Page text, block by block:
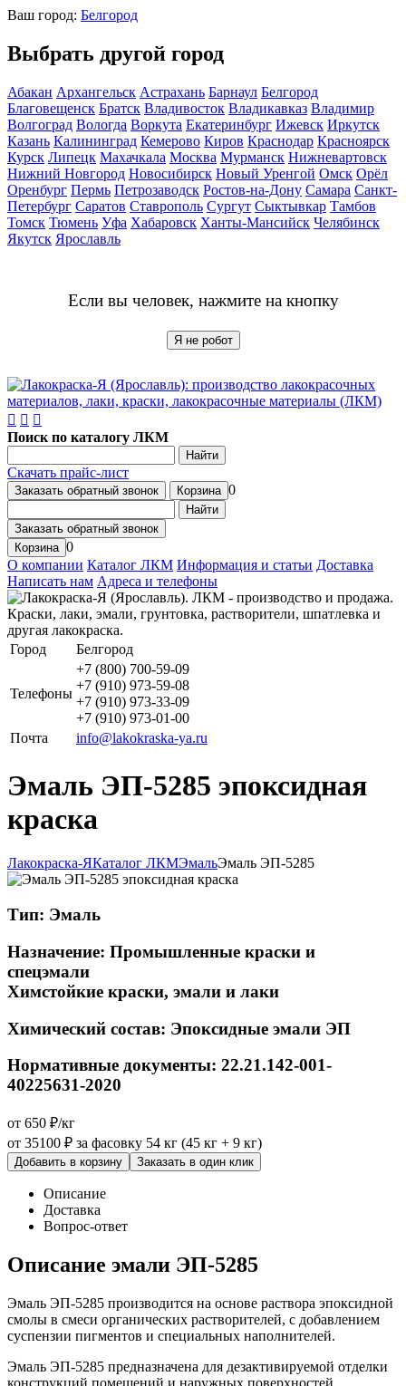
Ваш город: Белгород
Выбрать другой город
Абакан Архангельск Астрахань Барнаул Белгород
Благовещенск Братск Владивосток Владикавказ Владимир
Волгоград Вологда Воркута Екатеринбург Ижевск Иркутск
Казань Калининград Кемерово Киров Краснодар Красноярск
Курск Липецк Махачкала Москва Мурманск Нижневартовск
Нижний Новгород Новосибирск Новый Уренгой Омск Орёл
Оренбург Пермь Петрозаводск Ростов-на-Дону Самара Санкт-
Петербург Саратов Ставрополь Сургут Сыктывкар Тамбов
Томск Тюмень Уфа Хабаровск Ханты-Мансийск Челябинск
Якутск Ярославль
Если вы человек, нажмите на кнопку
Я не робот
Поиск по каталогу ЛКМ
Найти
Скачать прайс-лист
Заказать обратный звонок Корзина 0
Найти
Заказать обратный звонок
Корзина 0
О компании Каталог ЛКМ Информация и статьи Доставка
Написать нам Адреса и телефоны
Город Белгород
Телефоны
+7 (800) 700-59-09
+7 (910) 973-59-08
+7 (910) 973-33-09
+7 (910) 973-01-00
Почта
info@lakokraska-ya.ru
Эмаль ЭП-5285 эпоксидная
краска
Лакокраска-ЯКаталог ЛКМЭмальЭмаль ЭП-5285
Тип: Эмаль
Назначение: Промышленные краски и
спецэмали
Химстойкие краски, эмали и лаки
Химический состав: Эпоксидные эмали ЭП
Нормативные документы: 22.21.142-001-
40225631-2020
от 650 ₽/кг
от 35100 ₽ за фасовку 54 кг (45 кг + 9 кг)
Добавить в корзину Заказать в один клик
Описание
Доставка
Вопрос-ответ
Описание эмали ЭП-5285
Эмаль ЭП-5285 производится на основе раствора эпоксидной
смолы в смеси органических растворителей, с добавлением
суспензии пигментов и специальных наполнителей.
Эмаль ЭП-5285 предназначена для дезактивируемой отделки
конструкций помещений и наружных поверхностей